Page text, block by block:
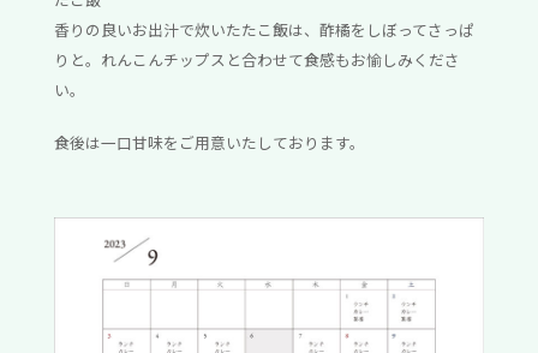
香りの良いお出汁で炊いたたこ飯は、酢橘をしぼってさっぱ
りと。れんこんチップスと合わせて食感もお愉しみくださ
い。
食後は一口甘味をご用意いたしております。